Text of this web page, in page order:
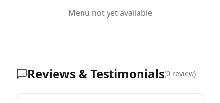
Menu not yet available
Reviews & Testimonials(0 review)